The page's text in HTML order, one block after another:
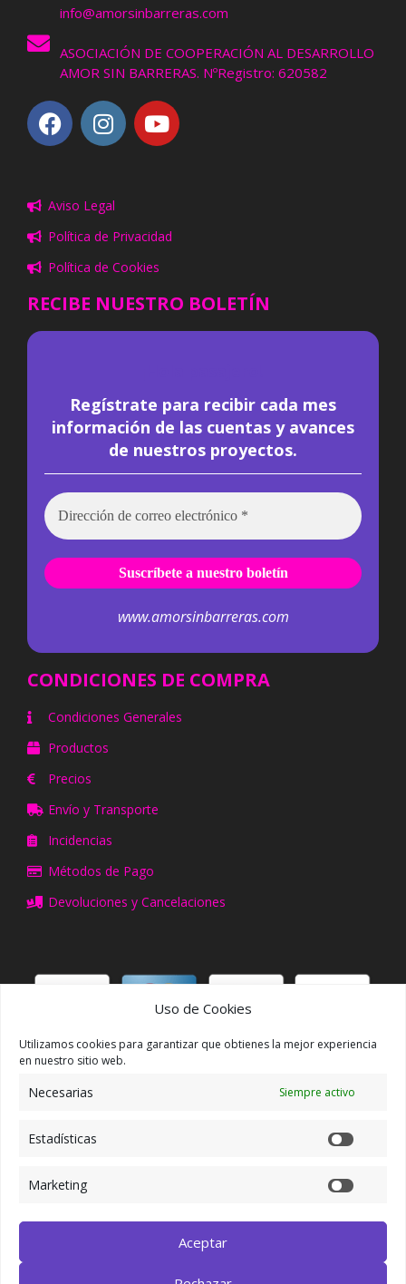
Uso de Cookies
Utilizamos cookies para garantizar que obtienes la mejor experiencia
en nuestro sitio web.
Necesarias Siempre activo
Estadísticas
Marketing
Aceptar
info@amorsinbarreras.com
ASOCIACIÓN DE COOPERACIÓN AL DESARROLLO
AMOR SIN BARRERAS. NºRegistro: 620582
Aviso Legal
Política de Privacidad
Política de Cookies
RECIBE NUESTRO BOLETÍN
Regístrate para recibir cada mes
información de las cuentas y avances
de nuestros proyectos.
www.amorsinbarreras.com
CONDICIONES DE COMPRA
Condiciones Generales
Productos
Precios
Envío y Transporte
Incidencias
Métodos de Pago
Devoluciones y Cancelaciones
ACCCESO/REGISTRO
Mi Cuenta
SÍGUENOS EN FACEBOOK